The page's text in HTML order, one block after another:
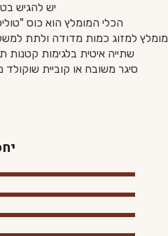
יש להגיש
הכלי המומלץ הוא כוס
מומלץ למזוג כמות מדודה ולתת למשקה לנשום כ-15
שתייה איטית בלגימות
סיגר משובח או קוביית שוקולד